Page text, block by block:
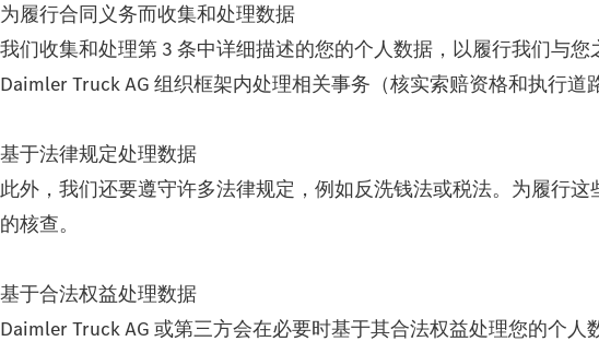
为履行合同义务而收集和处理数据
我们收集和处理第 3 条中详细描述的您的个人数据，以履行我们与
Daimler Truck AG 组织框架内处理相关事务（核实索赔资格和执行道
基于法律规定处理数据
此外，我们还要遵守许多法律规定，例如反洗钱法或税法。为履行
的核查。
基于合法权益处理数据
Daimler Truck AG 或第三方会在必要时基于其合法权益处理您的个人